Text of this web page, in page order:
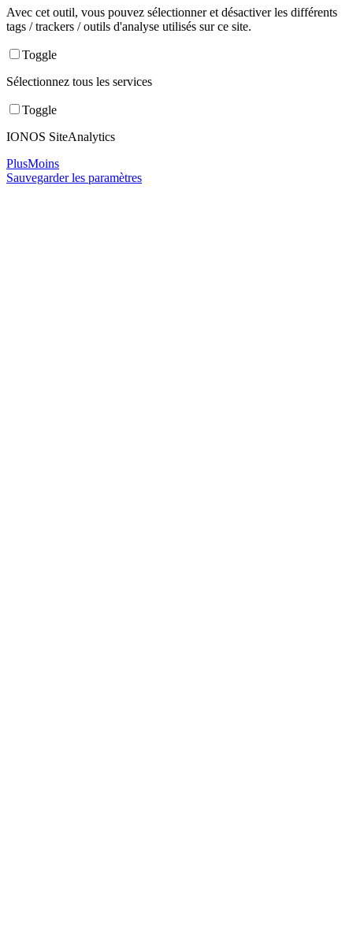
Avec cet outil, vous pouvez sélectionner et désactiver les différents
tags / trackers / outils d'analyse utilisés sur ce site.
Toggle
Sélectionnez tous les services
Toggle
IONOS SiteAnalytics
PlusMoins
Sauvegarder les paramètres